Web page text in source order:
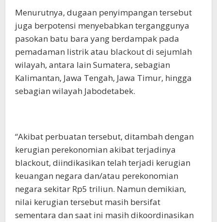
Menurutnya, dugaan penyimpangan tersebut
juga berpotensi menyebabkan terganggunya
pasokan batu bara yang berdampak pada
pemadaman listrik atau blackout di sejumlah
wilayah, antara lain Sumatera, sebagian
Kalimantan, Jawa Tengah, Jawa Timur, hingga
sebagian wilayah Jabodetabek.
“Akibat perbuatan tersebut, ditambah dengan
kerugian perekonomian akibat terjadinya
blackout, diindikasikan telah terjadi kerugian
keuangan negara dan/atau perekonomian
negara sekitar Rp5 triliun. Namun demikian,
nilai kerugian tersebut masih bersifat
sementara dan saat ini masih dikoordinasikan